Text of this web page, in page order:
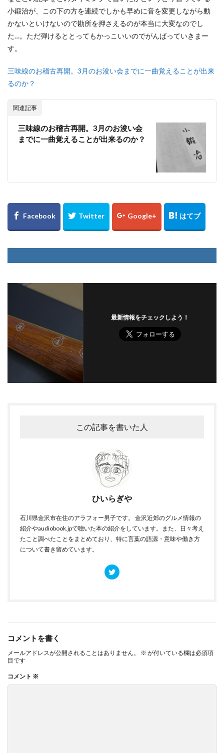
小鍛治が、この下の方を連続でしかも早めに音を変更しながら動
かないといけないので勘所を押さえるのが本当に大変なのでし
た…。ただ弾けるととってもかっこいいのでがんばっていきまー
す。
三味線のお稽古再開。3月のお浚い会までに一曲覚えることが出来
るのか？
関連記事
三味線のお稽古再開。3月のお浚い会
までに一曲覚えることが出来るのか？
最新情報をチェックしよう！
この記事を書いた人
ひいらぎや
石川県金沢市在住のアラフォー男子です。 金沢近郊のグルメ情報の
紹介やaudiobook.jpで聴いた本の紹介をしています。また、日々考え
たこと調べたことをまとめており、特に言葉の語源・意味や働き方
について書き留めています。
コメントを書く
メールアドレスが公開されることはありません。 ※ が付いている欄は必須項
目です
コメント ※